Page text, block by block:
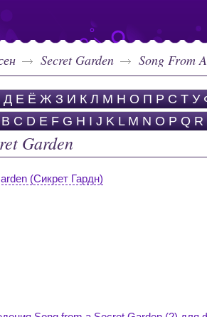
Secret Garden Song From
Д Е Ё Ж З И К Л М Н О П Р С Т У
B C D E F G H I J K L M N O P Q R
Garden
(Сикрет Гардн)